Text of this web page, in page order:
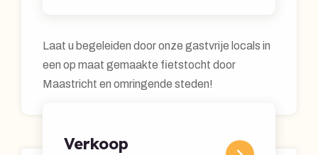
Laat u begeleiden door onze gastvrije locals in
een op maat gemaakte fietstocht door
Maastricht en omringende steden!
Verkoop